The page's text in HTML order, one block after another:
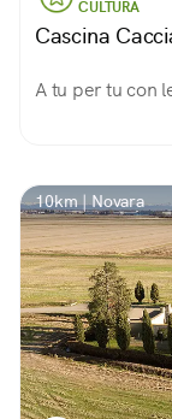
CULTURA
Cascina
A tu per tu con
10km | Novara